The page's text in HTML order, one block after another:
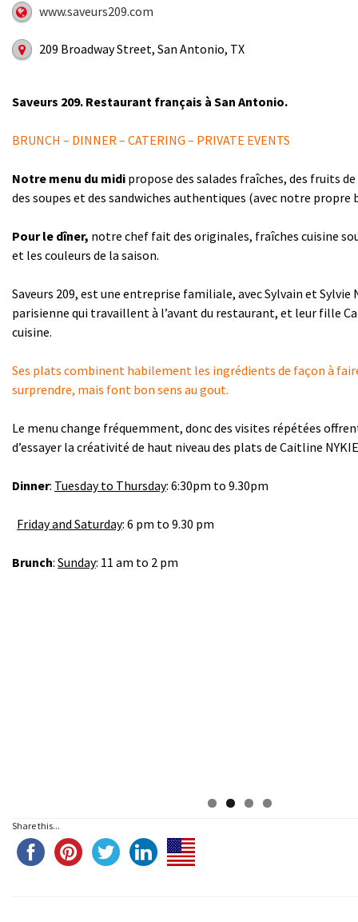
www.saveurs209.com
209 Broadway Street, San Antonio, TX
Saveurs 209. Restaurant français à San Antonio.
BRUNCH – DINNER – CATERING – PRIVATE EVENTS
Notre menu du midi propose des salades fraîches, des fruits
des soupes et des sandwiches authentiques (avec notre
Pour le dîner, notre chef fait des originales, fraîches cuisine
et les couleurs de la saison.
Saveurs 209, est une entreprise familiale, avec Sylvain et Sylvie
parisienne qui travaillent à l’avant du restaurant, et leur fille
cuisine.
Ses plats combinent habilement les ingrédients de façon à
surprendre, mais font bon sens au gout.
Le menu change fréquemment, donc des visites répétées
d’essayer la créativité de haut niveau des plats de Caitline
Dinner: Tuesday to Thursday: 6:30pm to 9.30pm
Friday and Saturday: 6 pm to 9.30 pm
Brunch: Sunday: 11 am to 2 pm
Share this...